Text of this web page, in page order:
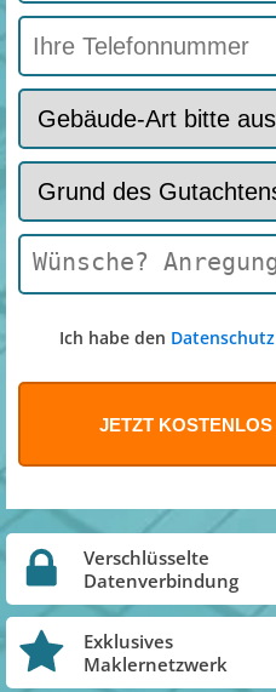
Ich habe den Datenschutz
Verschlüsselte
Datenverbindung
Exklusives
Maklernetzwerk